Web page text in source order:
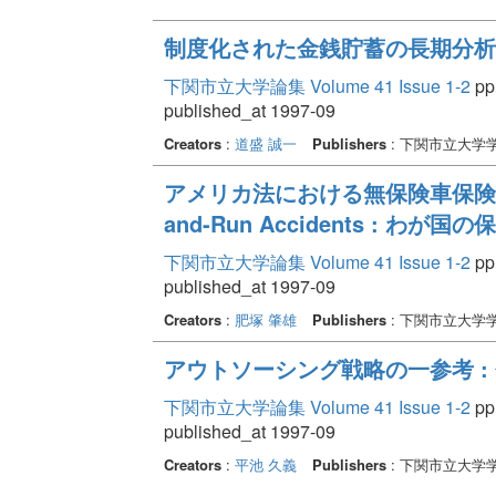
制度化された金銭貯蓄の長期分
下関市立大学論集 Volume 41 Issue 1-2
published_at 1997-09
Creators: 道盛 誠一 Publishers: 下関市立大学
アメリカ法における無保険車
and-Run Accidents : わが国の
下関市立大学論集 Volume 41 Issue 1-2
published_at 1997-09
Creators: 肥塚 肇雄 Publishers: 下関市立大学
アウトソーシング戦略の一参考
下関市立大学論集 Volume 41 Issue 1-2
published_at 1997-09
Creators: 平池 久義 Publishers: 下関市立大学